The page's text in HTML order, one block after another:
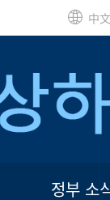
中文
정부 소